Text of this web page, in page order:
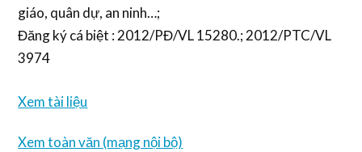
giáo, quân dự, an ninh…;
Đăng ký cá biệt : 2012/PĐ/VL 15280.; 2012/PTC/VL
3974
Xem tài liệu
Xem toàn văn (mạng nội bộ)